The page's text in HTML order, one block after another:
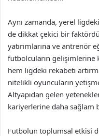
Aynı zamanda, yerel
de dikkat çekici bir
yatırımlarına ve antrenör
futbolcuların gelişimlerine
hem ligdeki rekabeti
nitelikli oyuncuların
Altyapıdan gelen
kariyerlerine daha sağlam
Futbolun toplumsal etkisi